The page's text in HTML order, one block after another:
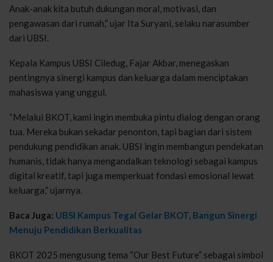
Anak-anak kita butuh dukungan moral, motivasi, dan
pengawasan dari rumah,” ujar Ita Suryani, selaku narasumber
dari UBSI.
Kepala Kampus UBSI Ciledug, Fajar Akbar, menegaskan
pentingnya sinergi kampus dan keluarga dalam menciptakan
mahasiswa yang unggul.
“Melalui BKOT, kami ingin membuka pintu dialog dengan orang
tua. Mereka bukan sekadar penonton, tapi bagian dari sistem
pendukung pendidikan anak. UBSI ingin membangun pendekatan
humanis, tidak hanya mengandalkan teknologi sebagai kampus
digital kreatif, tapi juga memperkuat fondasi emosional lewat
keluarga,” ujarnya.
Baca Juga: UBSI Kampus Tegal Gelar BKOT, Bangun Sinergi
Menuju Pendidikan Berkualitas
BKOT 2025 mengusung tema “Our Best Future” sebagai simbol